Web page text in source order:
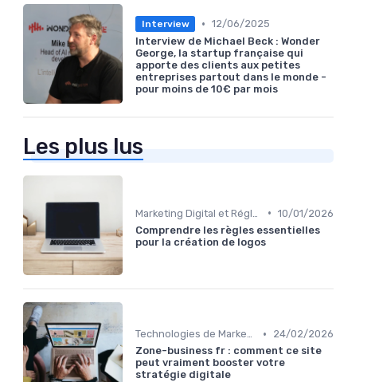
Interview • 12/06/2025
Interview de Michael Beck : Wonder
George, la startup française qui
apporte des clients aux petites
entreprises partout dans le monde -
pour moins de 10€ par mois
Les plus lus
• 10/01/2026
Comprendre les règles essentielles
pour la création de logos
Technologies de Marketing Digital •
24/02/2026
Zone-business fr : comment ce site
peut vraiment booster votre
stratégie digitale